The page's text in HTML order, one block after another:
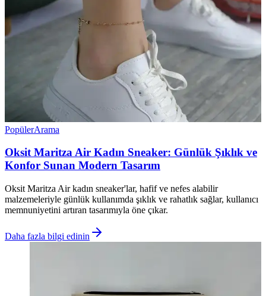
PopülerArama
Oksit Maritza Air Kadın Sneaker: Günlük Şıklık ve
Konfor Sunan Modern Tasarım
Oksit Maritza Air kadın sneaker'lar, hafif ve nefes alabilir
malzemeleriyle günlük kullanımda şıklık ve rahatlık sağlar, kullanıcı
memnuniyetini artıran tasarımıyla öne çıkar.
Daha fazla bilgi edinin